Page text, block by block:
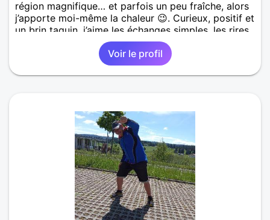
région magnifique… et parfois un peu fraîche, alors
j’apporte moi-même la chaleur 😉. Curieux, positif et
un brin taquin, j’aime les échanges simples, les rires
spontanés et les moments où tout semble naturel.
Mon entourage dit que je suis quelqu’un de fiable,
avec du caractère mais toujours bienveillant. Je
crois que la complicité, l’humour et l’envie d’avancer
ont encore le goût des vraies rencontres et un sens
certain de la dérision… alors on risque de bien
Voir le profil